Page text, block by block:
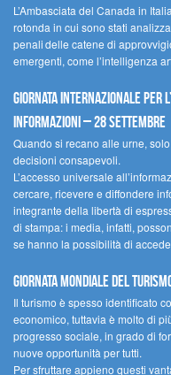
L’Ambasciata del Canada in
rotonda in cui sono stati
penali delle catene di
emergenti, come l’intelligenza
Giornata internazionale per
informazioni – 28 settembre
Quando si recano alle urne,
decisioni consapevoli.
L’accesso universale
cercare, ricevere e diffondere
integrante della libertà di
di stampa: i media, infatti,
se hanno la possibilità di
Giornata mondiale del
Il turismo è spesso identificato
economico, tuttavia è molto di
progresso sociale, in grado di
nuove opportunità per tutti.
Per sfruttare appieno questi